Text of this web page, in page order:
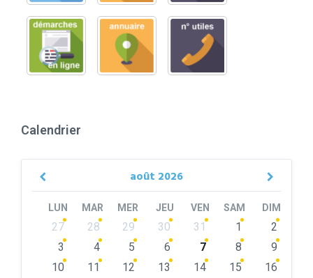
Calendrier
août 2026
Previous
LUN MAR MER JEU VEN SAM DIM
Skip
calendar
27 28 29 30 31 1
2
3
4 5 6 7 8
9
10
11 12 13 14 15
16